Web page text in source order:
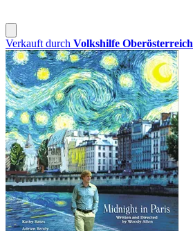
Verkauft durch Volkshilfe Oberösterreich